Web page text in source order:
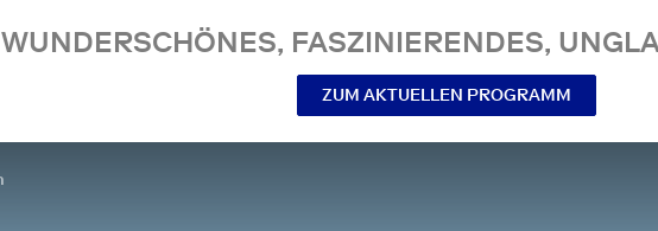
WUNDERSCHÖNES, FASZINIERENDES,
ZUM AKTUELLEN PROGRAMM